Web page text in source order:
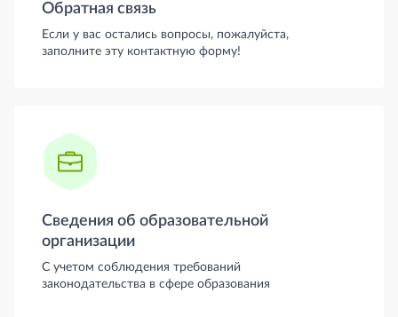
Обратная связь
Если у вас остались вопросы, пожалуйста,
заполните эту контактную форму!
Сведения об образовательной
организации
С учетом соблюдения требований
законодательства в сфере образования